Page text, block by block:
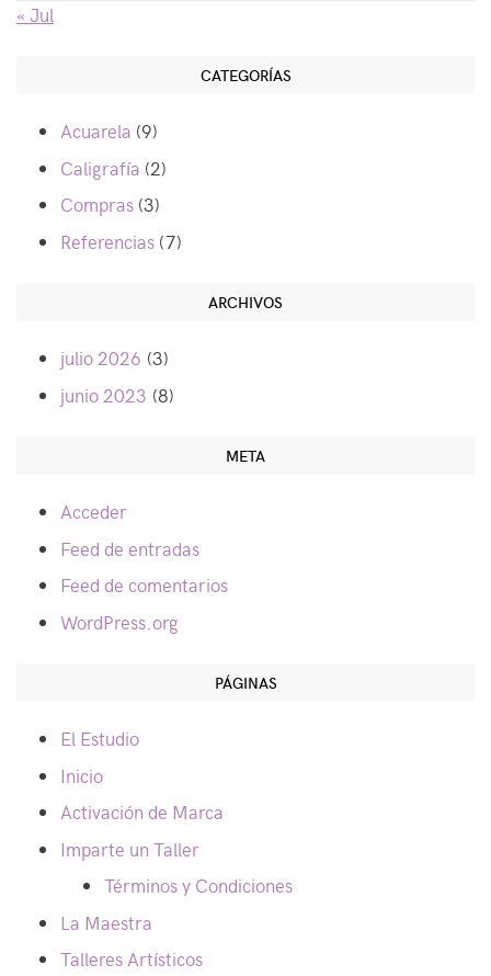
« Jul
CATEGORÍAS
Acuarela (9)
Caligrafía (2)
Compras (3)
Referencias (7)
ARCHIVOS
julio 2026 (3)
junio 2023 (8)
META
Acceder
Feed de entradas
Feed de comentarios
WordPress.org
PÁGINAS
El Estudio
Inicio
Activación de Marca
Imparte un Taller
Términos y Condiciones
La Maestra
Talleres Artísticos